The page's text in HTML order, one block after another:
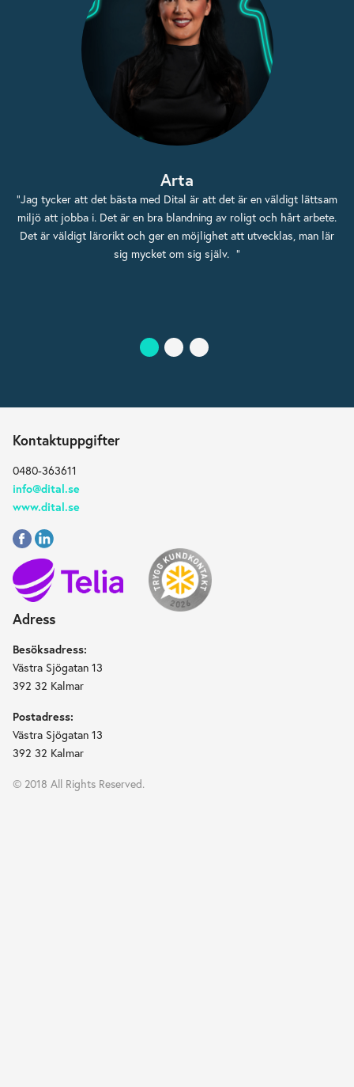
Arta
"Jag tycker att det bästa med Dital är att det är en väldigt lättsam
miljö att jobba i. Det är en bra blandning av roligt och hårt arbete.
Det är väldigt lärorikt och ger en möjlighet att utvecklas, man lär
sig mycket om sig själv. "
Arlinda
"Det är många små saker som urskiljer Dital från andra företag jag
har jobbat för. Det kan vara allt från att man alltid kommer ihåg ens
födelsedag eller frågar minst en gång i veckan om vi behöver
någonting för att underlätta vårt arbete. Då företaget konstant
Fredrik
"Jag trivs på Dital för att det är ett bolag som är under ständig
utveckling och jag känner att jag har möjlighet att påverka vår väg
framåt."
Kontaktuppgifter
0480-363611
info@dital.se
www.dital.se
Adress
Besöksadress:
Västra Sjögatan 13
392 32 Kalmar
Postadress:
Västra Sjögatan 13
392 32 Kalmar
© 2018 All Rights Reserved.